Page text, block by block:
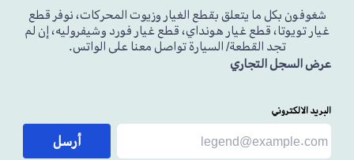
شغوفون بكل ما يتعلق بقطع الغيار وزيوت المحركات، نوفر قطع
غيار تويوتا، قطع غيار هونداي، قطع غيار فورد وشيفروليه، إن لم
تجد القطعة/ السيارة تواصل معنا على الواتس.
عرض السجل التجاري
البريد الالكتروني
أرسل